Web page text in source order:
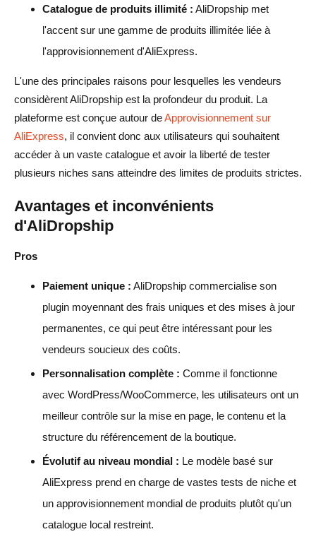
Catalogue de produits illimité : AliDropship met
l'accent sur une gamme de produits illimitée liée à
l'approvisionnement d'AliExpress.
L'une des principales raisons pour lesquelles les vendeurs
considèrent AliDropship est la profondeur du produit. La
plateforme est conçue autour deApprovisionnement sur
AliExpress, il convient donc aux utilisateurs qui souhaitent
accéder à un vaste catalogue et avoir la liberté de tester
plusieurs niches sans atteindre des limites de produits strictes.
Avantages et inconvénients
d'AliDropship
Pros
Paiement unique : AliDropship commercialise son
plugin moyennant des frais uniques et des mises à jour
permanentes, ce qui peut être intéressant pour les
vendeurs soucieux des coûts.
Personnalisation complète : Comme il fonctionne
avec WordPress/WooCommerce, les utilisateurs ont un
meilleur contrôle sur la mise en page, le contenu et la
structure du référencement de la boutique.
Évolutif au niveau mondial : Le modèle basé sur
AliExpress prend en charge de vastes tests de niche et
un approvisionnement mondial de produits plutôt qu'un
catalogue local restreint.